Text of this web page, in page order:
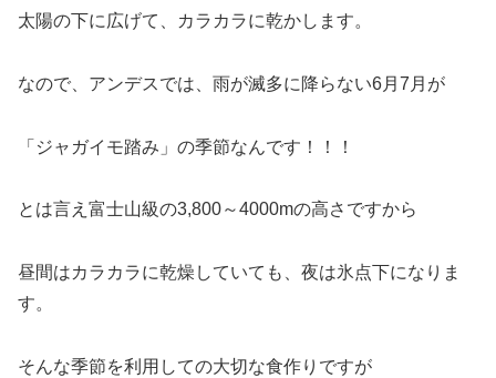
太陽の下に広げて、カラカラに乾かします。
なので、アンデスでは、雨が滅多に降らない6月7月が
「ジャガイモ踏み」の季節なんです！！！
とは言え富士山級の3,800～4000mの高さですから
昼間はカラカラに乾燥していても、夜は氷点下になりま
す。
そんな季節を利用しての大切な食作りですが